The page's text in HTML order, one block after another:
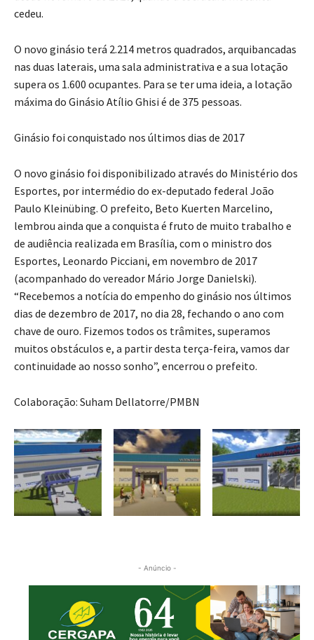
cedeu.
O novo ginásio terá 2.214 metros quadrados, arquibancadas
nas duas laterais, uma sala administrativa e a sua lotação
supera os 1.600 ocupantes. Para se ter uma ideia, a lotação
máxima do Ginásio Atílio Ghisi é de 375 pessoas.
Ginásio foi conquistado nos últimos dias de 2017
O novo ginásio foi disponibilizado através do Ministério dos
Esportes, por intermédio do ex-deputado federal João
Paulo Kleinübing. O prefeito, Beto Kuerten Marcelino,
lembrou ainda que a conquista é fruto de muito trabalho e
de audiência realizada em Brasília, com o ministro dos
Esportes, Leonardo Picciani, em novembro de 2017
(acompanhado do vereador Mário Jorge Danielski).
“Recebemos a notícia do empenho do ginásio nos últimos
dias de dezembro de 2017, no dia 28, fechando o ano com
chave de ouro. Fizemos todos os trâmites, superamos
muitos obstáculos e, a partir desta terça-feira, vamos dar
continuidade ao nosso sonho”, encerrou o prefeito.
Colaboração: Suham Dellatorre/PMBN
- Anúncio -